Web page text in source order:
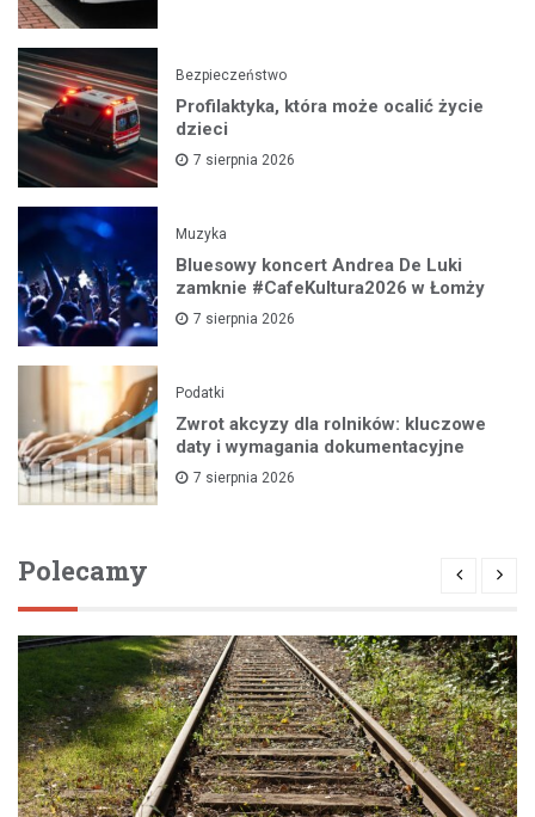
Bezpieczeństwo
Profilaktyka, która może ocalić życie
dzieci
7 sierpnia 2026
Muzyka
Bluesowy koncert Andrea De Luki
zamknie #CafeKultura2026 w Łomży
7 sierpnia 2026
Podatki
Zwrot akcyzy dla rolników: kluczowe
daty i wymagania dokumentacyjne
7 sierpnia 2026
Polecamy